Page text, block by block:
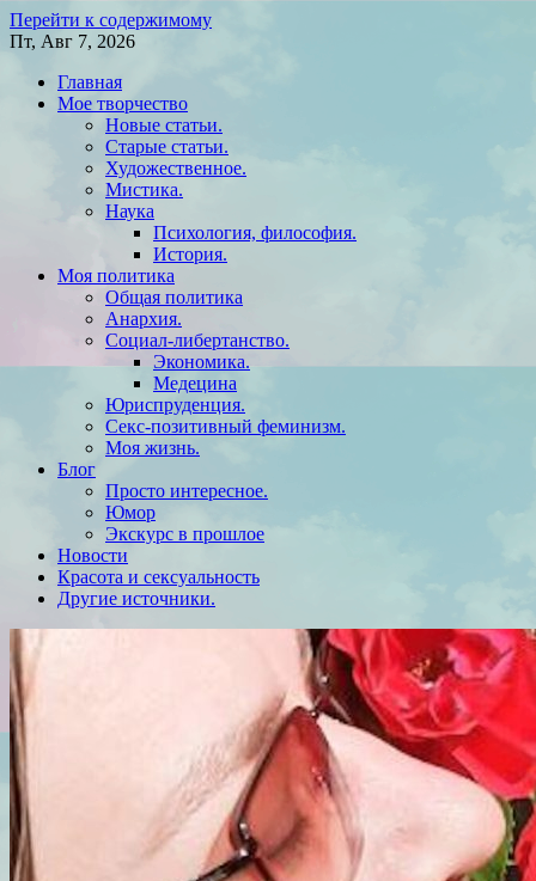
Перейти к содержимому
Пт, Авг 7, 2026
Главная
Мое творчество
Новые статьи.
Старые статьи.
Художественное.
Мистика.
Наука
Психология, философия.
История.
Моя политика
Общая политика
Анархия.
Социал-либертанство.
Экономика.
Медецина
Юриспруденция.
Секс-позитивный феминизм.
Моя жизнь.
Блог
Просто интересное.
Юмор
Экскурс в прошлое
Новости
Красота и сексуальность
Другие источники.